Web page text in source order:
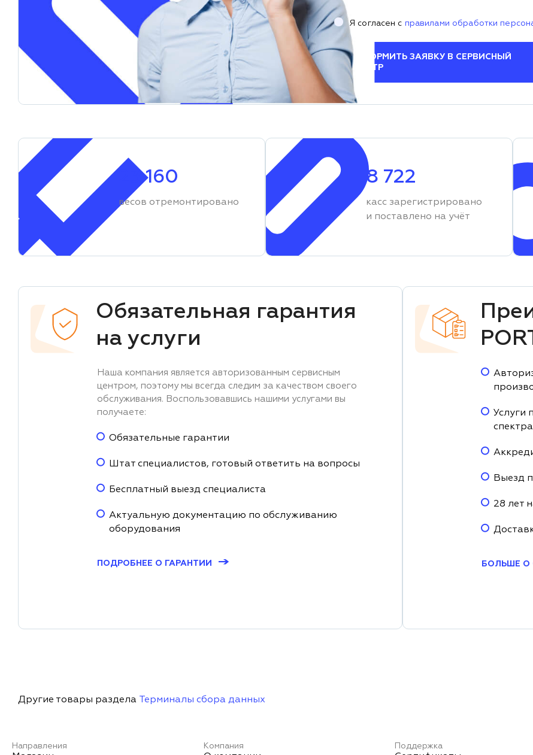
Я согласен с правилами обработки
ОФОРМИТЬ ЗАЯВКУ В СЕРВИСНЫЙ
ЦЕНТР
23 160
весов отремонтировано
8 722
касс зарегистрировано
и поставлено на учёт
Обязательная гарантия
на услуги
Наша компания является авторизованным сервисным
центром, поэтому мы всегда следим за качеством своего
обслуживания. Воспользовавшись нашими услугами вы
получаете:
Обязательные гарантии
Штат специалистов, готовый ответить на вопросы
Бесплатный выезд специалиста
Актуальную документацию по обслуживанию
оборудования
ПОДРОБНЕЕ О ГАРАНТИИ→
Услуги
Выезд
28 лет
БОЛЬШЕ О
Другие товары раздела Терминалы сбора данных
Направления Компания Поддержка